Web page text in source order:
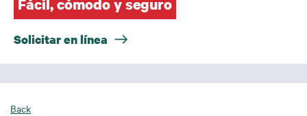
Fácil, cómodo y seguro
Solicitar en línea
Back